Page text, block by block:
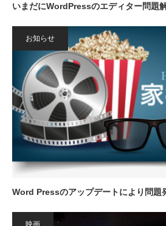
いまだにWordPressのエディター問題
お知らせ
Word Pressのアップデートにより問題
映画